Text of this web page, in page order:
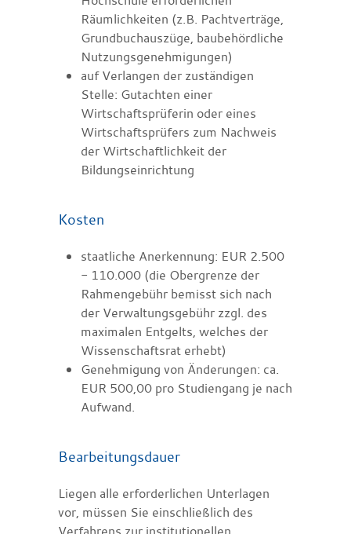
Räumlichkeiten (z.B. Pachtverträge,
Grundbuchauszüge, baubehördliche
Nutzungsgenehmigungen)
auf Verlangen der zuständigen
Stelle: Gutachten einer
Wirtschaftsprüferin oder eines
Wirtschaftsprüfers zum Nachweis
der Wirtschaftlichkeit der
Bildungseinrichtung
Kosten
staatliche Anerkennung: EUR 2.500
- 110.000 (die Obergrenze der
Rahmengebühr bemisst sich nach
der Verwaltungsgebühr zzgl. des
maximalen Entgelts, welches der
Wissenschaftsrat erhebt)
Genehmigung von Änderungen: ca.
EUR 500,00 pro Studiengang je nach
Aufwand.
Bearbeitungsdauer
Liegen alle erforderlichen Unterlagen
vor, müssen Sie einschließlich des
Verfahrens zur institutionellen